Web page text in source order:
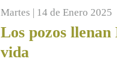
Martes | 14 de Enero 2025
Los pozos
vida